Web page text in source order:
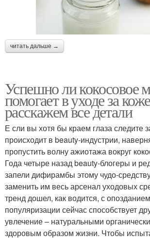
читать дальше →
Успешно ли кокосовое
помогает в уходе за
расскажем все детали
Е сли вы хотя бы краем глаза следите
происходит в beauty-индустрии,
пропустить волну ажиотажа вокруг
Года четыре назад beauty-блогеры и
запели дифирамбы этому чудо-
заменить им весь арсенал уходовых
тренд дошел, как водится, с
популяризации сейчас способствует
увлечение – натуральными
здоровым образом жизни. Чтобы